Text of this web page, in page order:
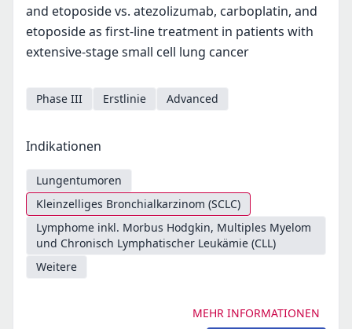
and etoposide vs. atezolizumab, carboplatin, and
etoposide as first-line treatment in patients with
extensive-stage small cell lung cancer
Phase III Erstlinie Advanced
Indikationen
Lungentumoren
Kleinzelliges Bronchialkarzinom (SCLC)
Lymphome inkl. Morbus Hodgkin, Multiples Myelom
und Chronisch Lymphatischer Leukämie (CLL)
Weitere
MEHR INFORMATIONEN